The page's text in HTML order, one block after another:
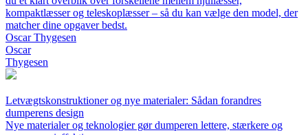
kompaktlæsser og teleskoplæsser – så du kan vælge den model, der
matcher dine opgaver bedst.
Oscar Thygesen
Oscar
Thygesen
Letvægtskonstruktioner og nye materialer: Sådan forandres
dumperens design
Nye materialer og teknologier gør dumperen lettere, stærkere og